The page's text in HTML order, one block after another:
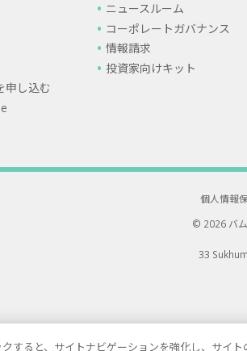
申し込む
ニュースルーム
コーポレートガバナンス
情報請求
投資家向けキット
個人情報
© 2026 バ
33
すると、サイトナビゲーションを強化し、サイ